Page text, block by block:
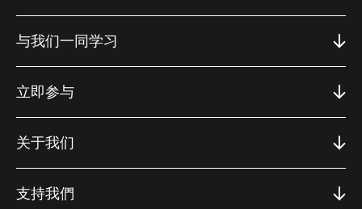
与我们一同学习
立即参与
关于我们
支持我們